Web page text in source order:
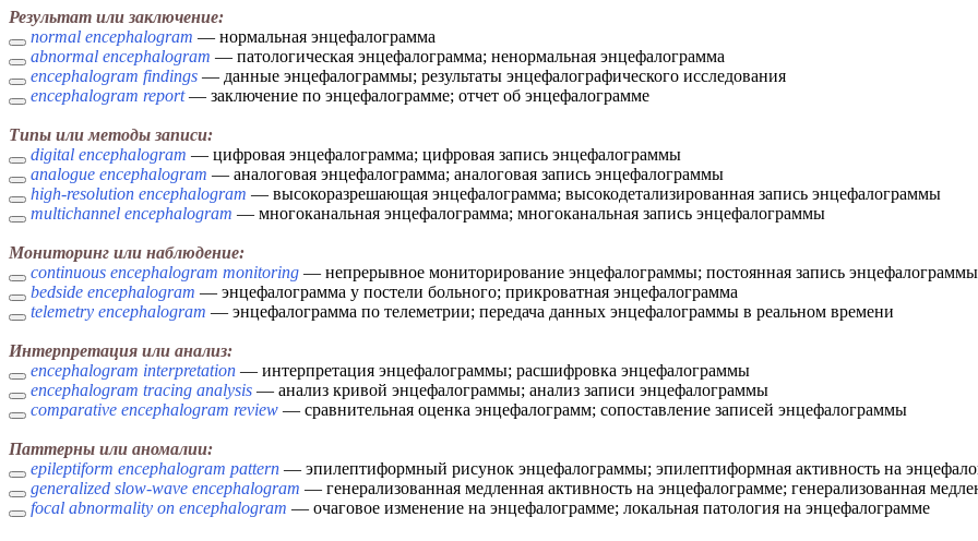
Результат или заключение:
normal encephalogram — нормальная энцефалограмма
abnormal encephalogram — патологическая энцефалограмма; ненормальная энцефалограмма
encephalogram findings — данные энцефалограммы; результаты энцефалографического исследования
encephalogram report— заключение по энцефалограмме; отчет об энцефалограмме
Типы или методы записи:
digital encephalogram — цифровая энцефалограмма; цифровая запись энцефалограммы
analogue encephalogram — аналоговая энцефалограмма; аналоговая запись энцефалограммы
high-resolution encephalogram — высокоразрешающая энцефалограмма; высокодетализированная запись энцефалограммы
multichannel encephalogram — многоканальная энцефалограмма; многоканальная запись энцефалограммы
Мониторинг или наблюдение:
continuous encephalogram monitoring — непрерывное мониторирование энцефалограммы; постоянная запись энцефалограммы
bedside encephalogram — энцефалограмма у постели больного; прикроватная энцефалограмма
telemetry encephalogram — энцефалограмма по телеметрии; передача данных энцефалограммы в реальном времени
Интерпретация или анализ:
encephalogram interpretation — интерпретация энцефалограммы; расшифровка энцефалограммы
encephalogram tracing analysis — анализ кривой энцефалограммы; анализ записи энцефалограммы
comparative encephalogram review — сравнительная оценка энцефалограмм; сопоставление записей энцефалограммы
Паттерны или аномалии:
epileptiform encephalogram pattern — эпилептиформный рисунок энцефалограммы; эпилептиформная активность на
generalized slow-wave encephalogram — генерализованная медленная активность на энцефалограмме; генерализованная
focal abnormality on encephalogram — очаговое изменение на энцефалограмме; локальная патология на энцефалограмме